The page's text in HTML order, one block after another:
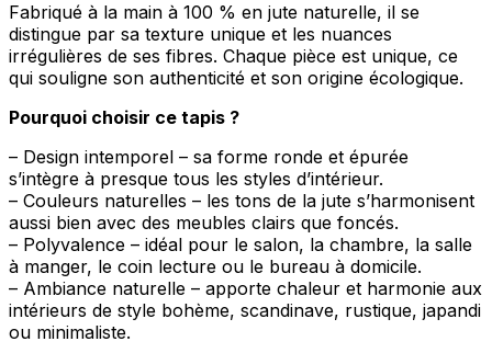
Fabriqué à la main à 100 % en jute naturelle, il se
distingue par sa texture unique et les nuances
irrégulières de ses fibres. Chaque pièce est unique, ce
qui souligne son authenticité et son origine écologique.
Pourquoi choisir ce tapis ?
– Design intemporel – sa forme ronde et épurée
s’intègre à presque tous les styles d’intérieur.
– Couleurs naturelles – les tons de la jute s’harmonisent
aussi bien avec des meubles clairs que foncés.
– Polyvalence – idéal pour le salon, la chambre, la salle
à manger, le coin lecture ou le bureau à domicile.
– Ambiance naturelle – apporte chaleur et harmonie aux
intérieurs de style bohème, scandinave, rustique, japandi
ou minimaliste.